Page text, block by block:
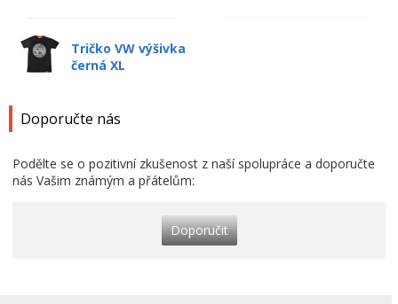
Tričko VW výšivka
černá XL
Doporučte nás
Podělte se o pozitivní zkušenost z naší spolupráce a doporučte
nás Vašim známým a přátelům:
Doporučit